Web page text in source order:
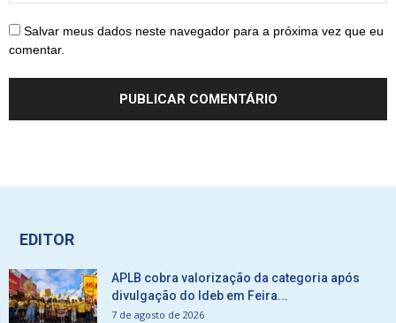
Salvar meus dados neste navegador para a próxima vez que eu
comentar.
EDITOR
APLB cobra valorização da categoria após
divulgação do Ideb em Feira...
7 de agosto de 2026